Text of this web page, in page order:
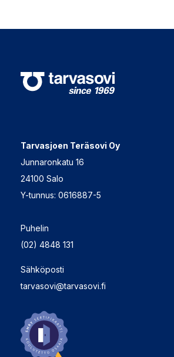
Tarvasjoen Teräsovi Oy
Junnaronkatu 16
24100 Salo
Y-tunnus: 0616887-5
Puhelin
(02) 4848 131
Sähköposti
tarvasovi@tarvasovi.fi